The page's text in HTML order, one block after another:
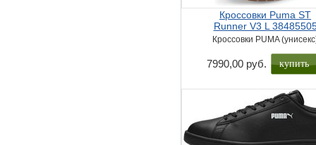
Кроссовки Puma ST
Runner V3 L
Кроссовки PUMA
7990,00 руб. купить